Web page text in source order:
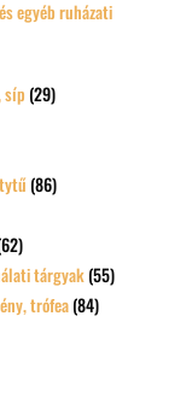
egyéb ruházati
síp (29)
(86)
tárgyak (55)
trófea (84)